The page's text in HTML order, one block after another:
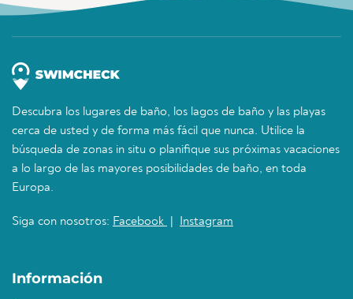
Descubra los lugares de baño, los lagos de baño y las playas
cerca de usted y de forma más fácil que nunca. Utilice la
búsqueda de zonas in situ o planifique sus próximas vacaciones
a lo largo de las mayores posibilidades de baño, en toda
Europa.
Siga con nosotros: Facebook Instagram
Información